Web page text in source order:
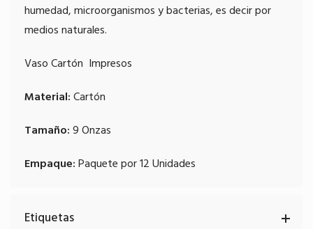
humedad, microorganismos y bacterias, es decir por
medios naturales.
Vaso Cartón Impresos
Material:Cartón
Tamaño:9 Onzas
Empaque:Paquete por 12 Unidades
Etiquetas